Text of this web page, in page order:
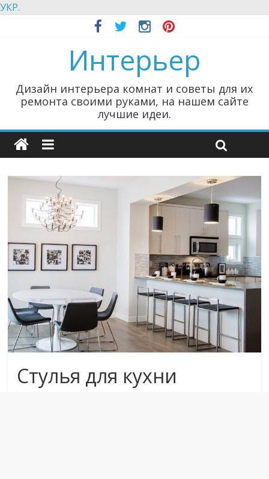
УКР.
Интерьер
Дизайн интерьера комнат и советы для их
ремонта своими руками, на нашем сайте
лучшие идеи.
Стулья для кухни